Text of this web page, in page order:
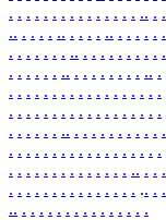
. . . . . . . . . . . . . . . .. . .
.. . . . . .. . . . . .. . . . . . .
. . . . . . . .. . . . . . . . . . .
. . . . . . .. . . . . . . . . .. .
. . . . . . . . . . . . . . . . . .
. . . . . . . . . . . . . . . . . .
. . . . . . .. . . . . . . . . . . .
. . . . . . . . . . . . . . . . . .
. . . . . . . . . . . . . . .. . . .
. . . . . . . . . . . . . . . .. . .
.. . . . . . . . . . . . . . . .